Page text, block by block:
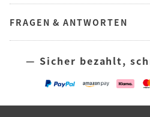
FRAGEN & ANTWORTEN
— Sicher bezahlt,